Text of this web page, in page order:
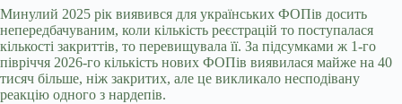
Минулий 2025 рік виявився для українських ФОПів досить
непередбачуваним, коли кількість реєстрацій то поступалася
кількості закриттів, то перевищувала її. За підсумками ж 1-го
півріччя 2026-го кількість нових ФОПів виявилася майже на 40
тисяч більше, ніж закритих, але це викликало несподівану
реакцію одного з нардепів.